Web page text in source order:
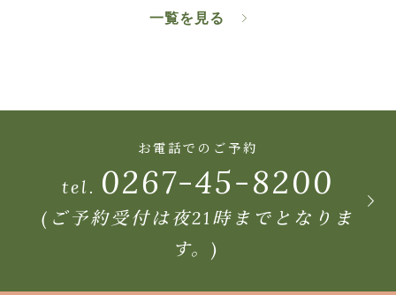
一覧を見る
お電話でのご予約
tel. 0267-45-8200
(ご予約受付は夜21時までとなりま
す。)